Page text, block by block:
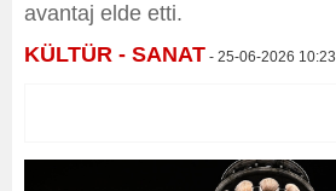
avantaj elde etti.
KÜLTÜR - SANAT - 25-06-2026 10:23